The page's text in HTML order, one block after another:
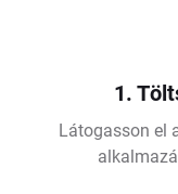
1.
Látogasson el